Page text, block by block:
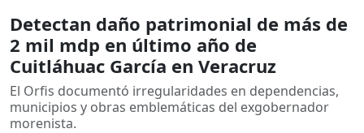
Detectan daño patrimonial de más de
2 mil mdp en último año de
Cuitláhuac García en Veracruz
El Orfis documentó irregularidades en dependencias,
municipios y obras emblemáticas del exgobernador
morenista.